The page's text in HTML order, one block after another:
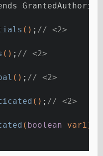
() ; // <2>
() ; // <2>
() ; // <2>
() ; // <2>
( boolean var1)